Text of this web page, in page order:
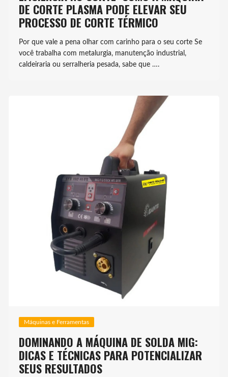
DE CORTE PLASMA PODE ELEVAR SEU
PROCESSO DE CORTE TÉRMICO
Por que vale a pena olhar com carinho para o seu corte Se
você trabalha com metalurgia, manutenção industrial,
caldeiraria ou serralheria pesada, sabe que ….
Máquinas e Ferramentas
DOMINANDO A MÁQUINA DE SOLDA MIG:
DICAS E TÉCNICAS PARA POTENCIALIZAR
SEUS RESULTADOS